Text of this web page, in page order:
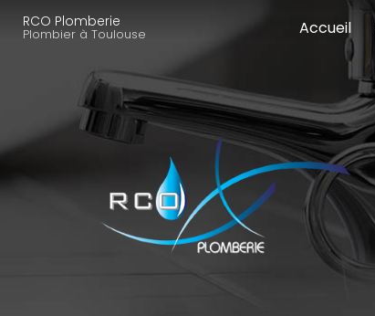
RCO Plomberie
Plombier à Toulouse
Accueil